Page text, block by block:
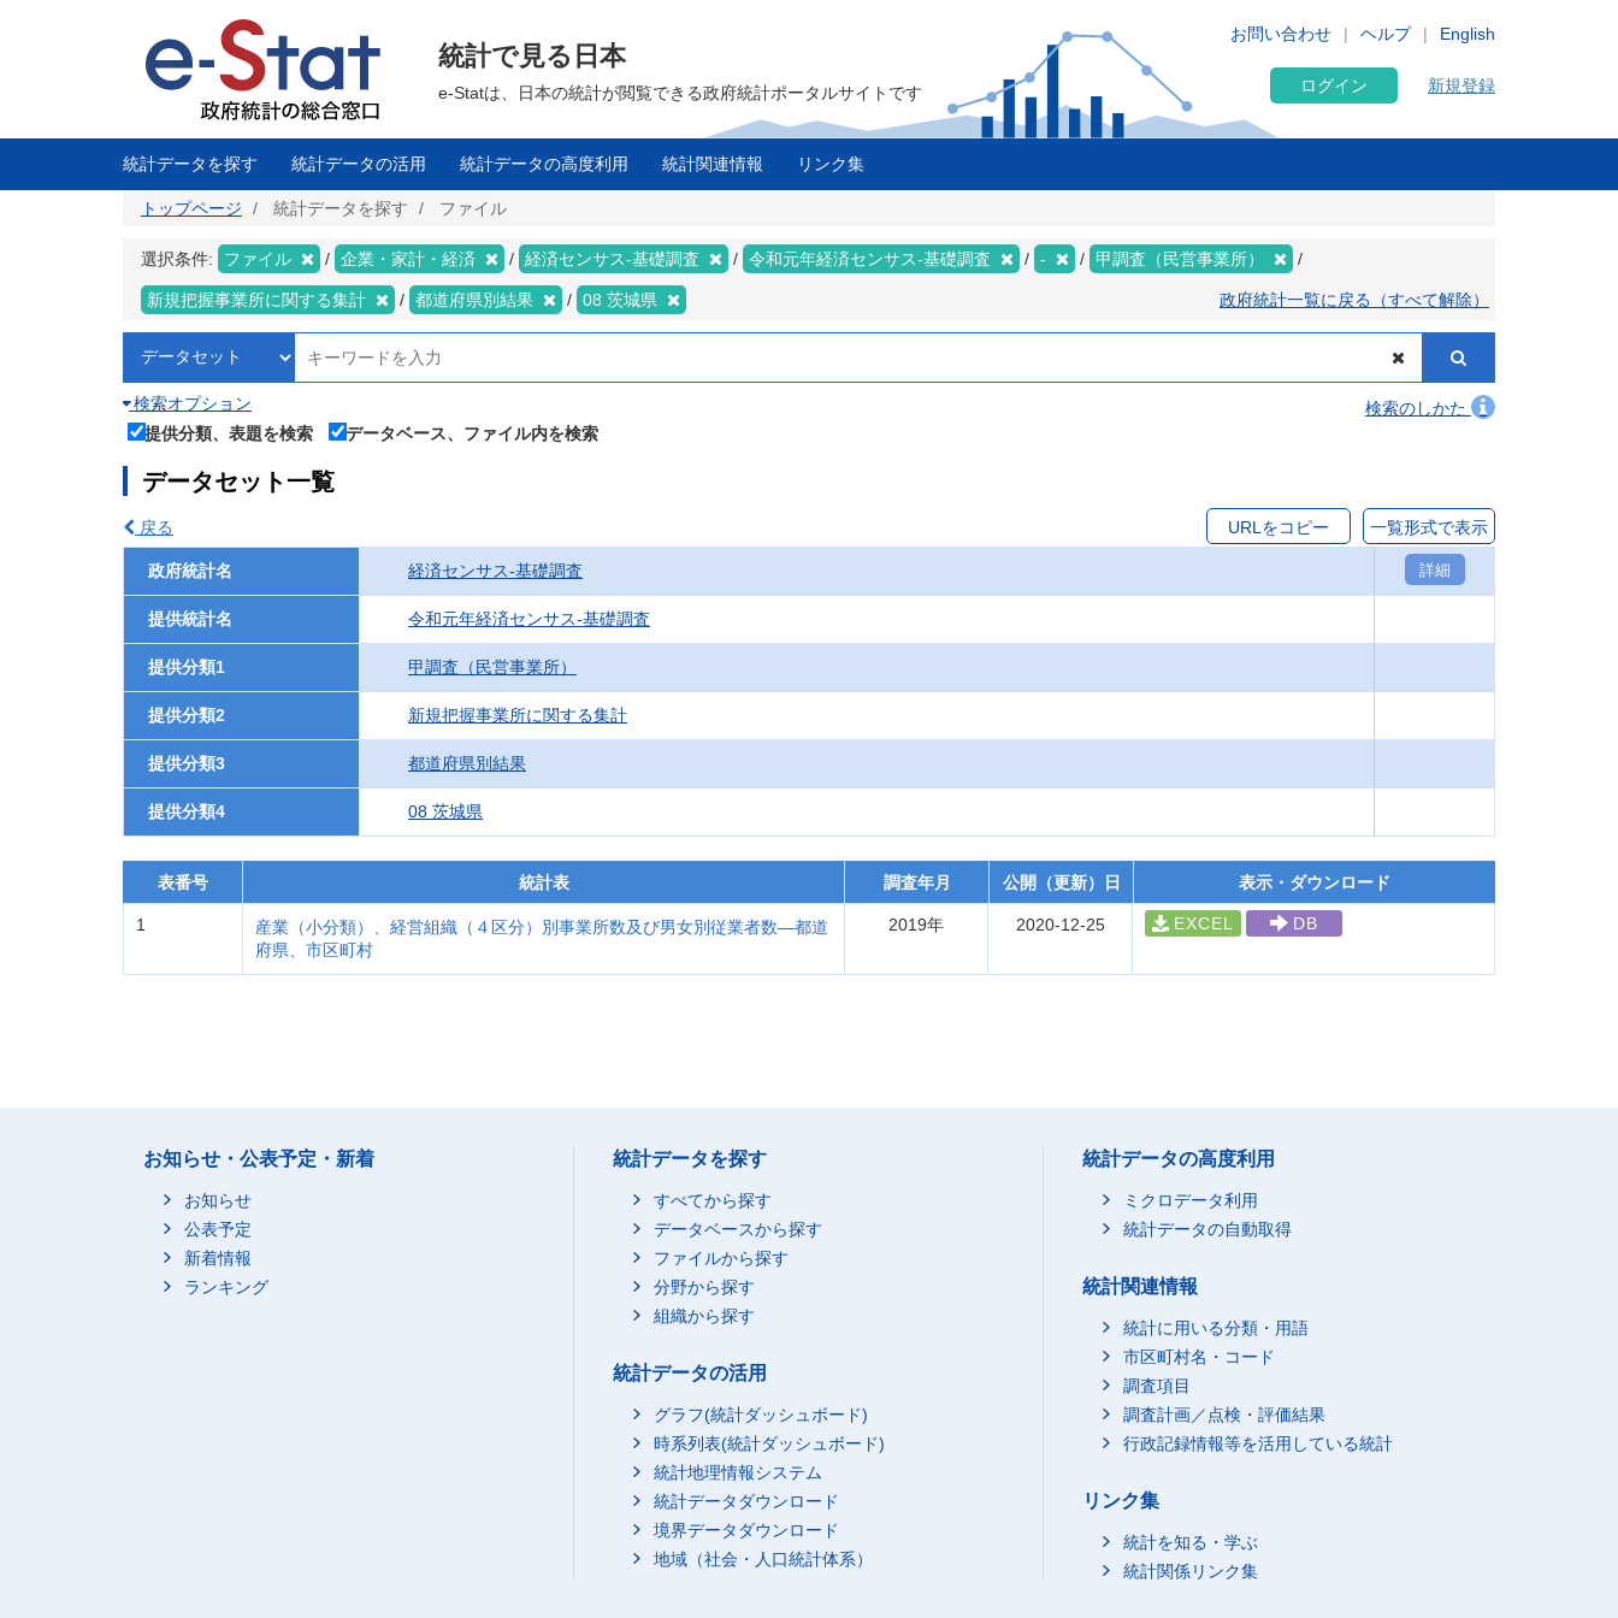
に
English
お問い合わせ ヘルプ
統計で見る日本
e-Statは、日本の統計が閲覧できる政府統計ポータルサイトです ログイン 新規登録
統計データを探す 統計データの活用 統計データの高度利用 統計関連情報 リンク集
トップページ 統計データを探す ファイル
選択条件: ファイル 企業・家計・経済 経済センサス‐基礎調査 令和元年経済センサス‐基礎調査 - 甲調査（民営事業所）
新規把握事業所に関する集計 都道府県別結果 08 茨城県 政府統計一覧に戻る（すべて解除）
検索オプション
検索のしかた
提供分類、表題を検索
データベース、ファイル内を検索
データセット一覧
戻る URLをコピー 一覧形式で表示
政府統計名 経済センサス‐基礎調査 詳細
提供統計名 令和元年経済センサス‐基礎調査
提供分類1 甲調査（民営事業所）
提供分類2 新規把握事業所に関する集計
提供分類3 都道府県別結果
提供分類4 08 茨城県
表番号 統計表 調査年月 公開（更新）日 表示・ダウンロード
1
産業（小分類）、経営組織（４区分）別事業所数及び男女別従業者数―都道
府県、市区町村
2019年 2020-12-25 EXCEL DB
お知らせ・公表予定・新着
お知らせ
公表予定
新着情報
ランキング
統計データを探す
すべてから探す
データベースから探す
ファイルから探す
分野から探す
組織から探す
統計データの活用
グラフ(統計ダッシュボード)
時系列表(統計ダッシュボード)
統計地理情報システム
統計データダウンロード
境界データダウンロード
地域（社会・人口統計体系）
統計データの高度利用
ミクロデータ利用
統計データの自動取得
統計関連情報
統計に用いる分類・用語
市区町村名・コード
調査項目
調査計画／点検・評価結果
行政記録情報等を活用している統計
リンク集
統計を知る・学ぶ
統計関係リンク集